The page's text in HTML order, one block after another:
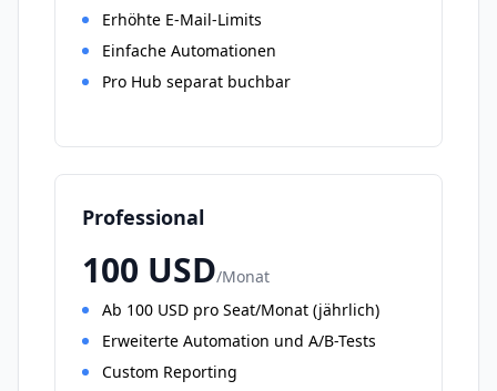
Erhöhte E-Mail-Limits
Einfache Automationen
Pro Hub separat buchbar
Professional
100 USD/Monat
Ab 100 USD pro Seat/Monat (jährlich)
Erweiterte Automation und A/B-Tests
Custom Reporting